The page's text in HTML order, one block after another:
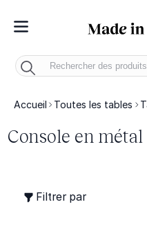
Toggle Nav
Accueil Toutes les tables
Console en métal
Filtrer par